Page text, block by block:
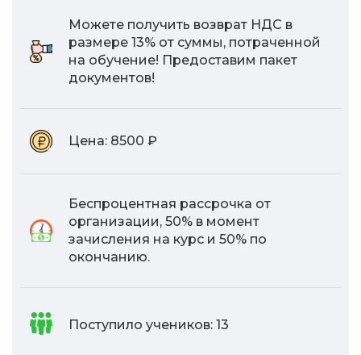
Можете получить возврат НДС в
размере 13% от суммы, потраченной
на обучение! Предоставим пакет
документов!
Цена: 8500 ₽
Беспроцентная рассрочка от
организации, 50% в момент
зачисления на курс и 50% по
окончанию.
Поступило учеников: 13